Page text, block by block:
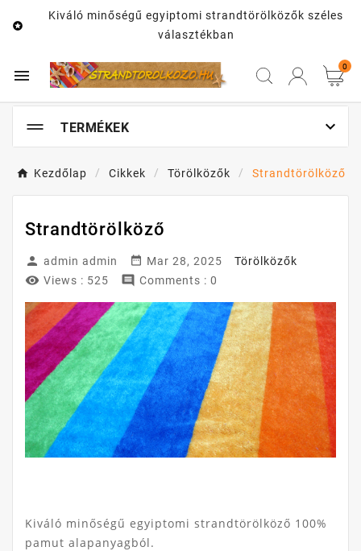

Kiváló minőségű egyiptomi strandtörölközők széles
választékban
 0
TERMÉKEK 
Kezdőlap Cikkek Törölközők Strandtörölköző
Strandtörölköző
 admin admin  Mar 28, 2025 Törölközők
 Views : 525  Comments : 0
Kiváló minőségű egyiptomi strandtörölköző 100%
pamut alapanyagból.